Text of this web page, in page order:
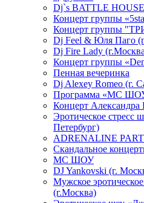
Dj`s BATTLE
Концерт группы
Концерт группы
Dj Feel & Юля Паго
Dj Fire Lady
Концерт группы
Пенная вечеринка
Dj Alexey Romeo (г.
Программа «МС
Концерт
Эротическое стресс
Петербург)
ADRENALINE
Скандальное
МС ШОУ
DJ Yankovski (г.
Мужское
(г.Москва)